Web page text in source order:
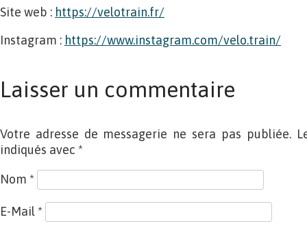
Site web : https://velotrain.fr/
Instagram : https://www.instagram.com/velo.train/
Laisser un commentaire
Votre adresse de messagerie ne sera pas publiée.
indiqués avec *
Nom *
E-Mail *